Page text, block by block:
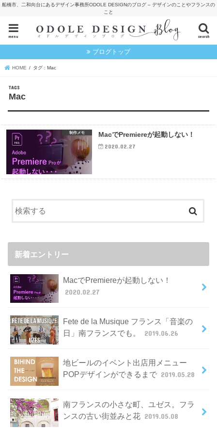
船橋市、二和向台にあるデザイン事務所ODOLE DESIGNのブログ – デザインのことやフランスの
こと
search
menu
ブログトップ
HOME タグ : Mac
Mac
制作メモ MacでPremiereが起動しない！
2020.02.27
新着エントリー
MacでPremiereが起動しない！
2020.02.27
Fete de la Musique フランス「音楽の
日」南フランスでも。
2019.06.26
地ビールのイベント出店用メニュー
POPデザインができるまで 2019.05.28
南フランスの小さな町、ユゼス。フラ
ンスの古い街並みと花 2019.05.08